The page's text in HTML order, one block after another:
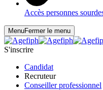
Accès personnes
MenuFermer le menu
S'inscrire
Candidat
Recruteur
Conseiller professionnel